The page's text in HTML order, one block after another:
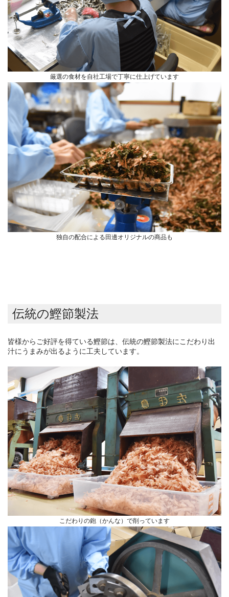
厳選の食材を自社工場で丁寧に仕上げています
独自の配合による田邊オリジナルの商品も
伝統の鰹節製法
皆様からご好評を得ている鰹節は、伝統の鰹節製法にこだわり出
汁にうまみが出るように工夫しています。
こだわりの鉋（かんな）で削っています